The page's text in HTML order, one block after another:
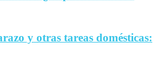
y otras tareas domésticas: